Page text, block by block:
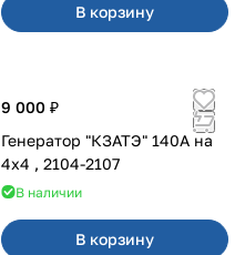
В корзину
9 000 ₽
Генератор "КЗАТЭ" 140А на
4x4 , 2104-2107
В наличии
В корзину